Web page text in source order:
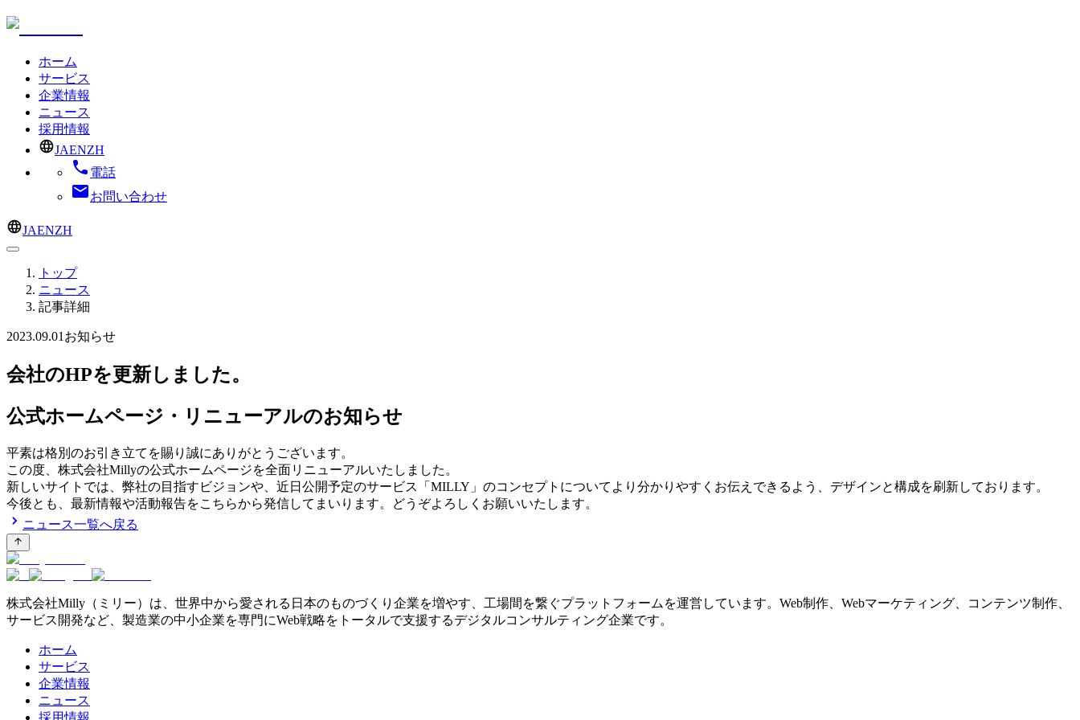
ホーム
サービス
企業情報
ニュース
採用情報
JAENZH
電話
お問い合わせ
JAENZH
トップ
ニュース
記事詳細
2023.09.01 お知らせ
会社のHPを更新しました。
公式ホームページ・リニューアルのお知らせ
平素は格別のお引き立てを賜り誠にありがとうございます。
この度、株式会社Millyの公式ホームページを全面リニューアルいたしました。
新しいサイトでは、弊社の目指すビジョンや、近日公開予定のサービス「MILLY」のコンセプトについてより分かりやすくお伝えできるよう、デザインと構成を刷新しております。
今後とも、最新情報や活動報告をこちらから発信してまいります。どうぞよろしくお願いいたします。
ニュース一覧へ戻る
株式会社Milly（ミリー）は、世界中から愛される日本のものづくり企業を増やす、工場間を繋ぐプラットフォームを運営しています。Web制作、Webマーケティング、コンテンツ制作、
サービス開発など、製造業の中小企業を専門にWeb戦略をトータルで支援するデジタルコンサルティング企業です。
ホーム
サービス
企業情報
ニュース
採用情報